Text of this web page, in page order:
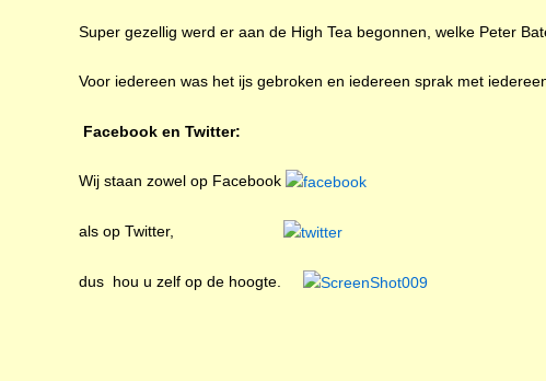
Super gezellig werd er aan de High Tea begonnen, welke Peter
Voor iedereen was het ijs gebroken en iedereen sprak met
Facebook en Twitter:
Wij staan zowel op Facebook
als op Twitter,
dus hou u zelf op de hoogte.